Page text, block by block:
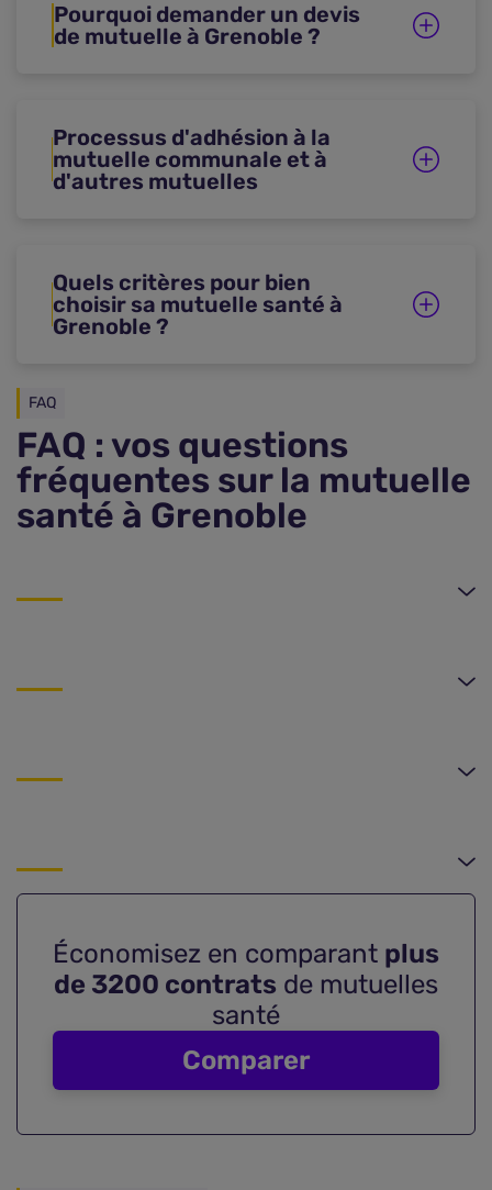
Pourquoi demander un devis
de mutuelle à Grenoble ?
Processus d'adhésion à la
mutuelle communale et à
d'autres mutuelles
Quels critères pour bien
choisir sa mutuelle santé à
Grenoble ?
FAQ
FAQ : vos questions
fréquentes sur la mutuelle
santé à Grenoble
Économisez en comparant plus
de 3200 contrats de mutuelles
santé
Comparer